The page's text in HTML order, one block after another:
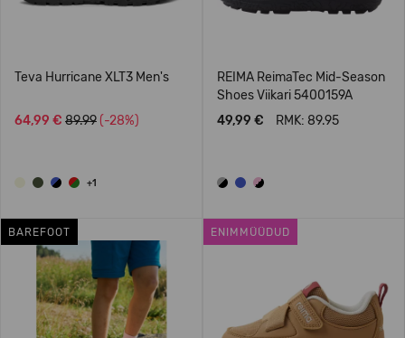
Teva Hurricane XLT3 Men's
64,99 € 89.99 (-28%)
+1
REIMA ReimaTec Mid-Season
Shoes Viikari 5400159A
49,99 €
RMK: 89.95
BAREFOOT ENIMMÜÜDUD